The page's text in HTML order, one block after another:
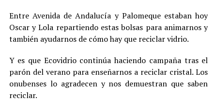
Entre Avenida de Andalucía y Palomeque estaban hoy
Oscar y Lola repartiendo estas bolsas para animarnos y
también ayudarnos de cómo hay que reciclar vidrio.
Y es que Ecovidrio continúa haciendo campaña tras el
parón del verano para enseñarnos a reciclar cristal. Los
onubenses lo agradecen y nos demuestran que saben
reciclar.